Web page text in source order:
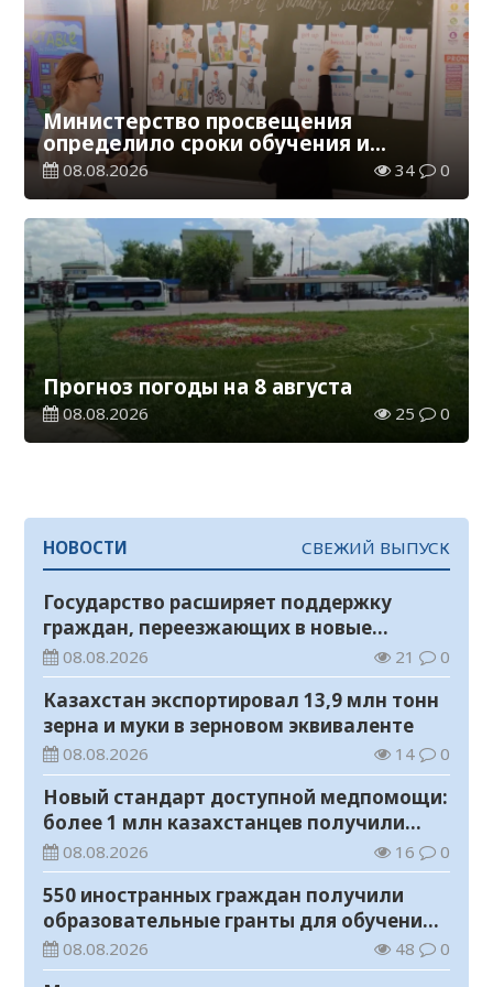
Министерство просвещения
определило сроки обучения и
каникул на 2026-2027 учебный год
08.08.2026 34 0
Прогноз погоды на 8 августа
08.08.2026 25 0
НОВОСТИ СВЕЖИЙ ВЫПУСК
Государство расширяет поддержку
граждан, переезжающих в новые
регионы для работы
08.08.2026 21 0
Казахстан экспортировал 13,9 млн тонн
зерна и муки в зерновом эквиваленте
08.08.2026 14 0
Новый стандарт доступной медпомощи:
более 1 млн казахстанцев получили
телемедицинские услуги
08.08.2026 16 0
550 иностранных граждан получили
образовательные гранты для обучения в
Казахстане
08.08.2026 48 0